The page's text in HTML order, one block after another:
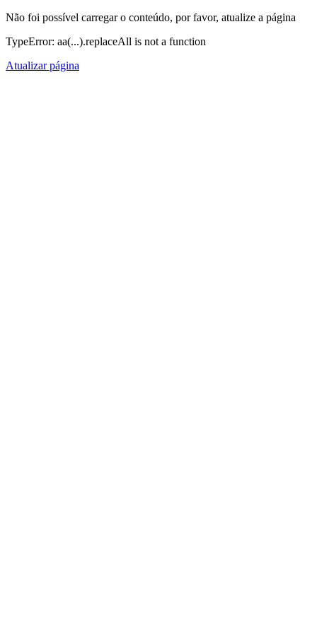
Não foi possível carregar o conteúdo, por favor, atualize a página
TypeError: aa(...).replaceAll is not a function
Atualizar página